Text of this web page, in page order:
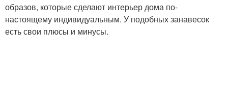
образов, которые сделают интерьер дома по-
настоящему индивидуальным. У подобных занавесок
есть свои плюсы и минусы.